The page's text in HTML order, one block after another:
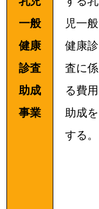
一般
健康
診査
助成
事業
児一般
健康診
査に係
る費用
助成を
する。